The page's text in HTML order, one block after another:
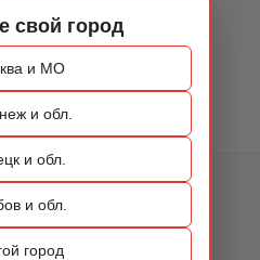
свой город
и МО
и обл.
и обл.
и обл.
город